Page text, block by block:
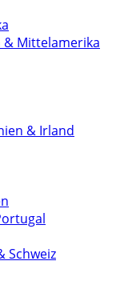
& Mittelamerika
& Irland
Schweiz